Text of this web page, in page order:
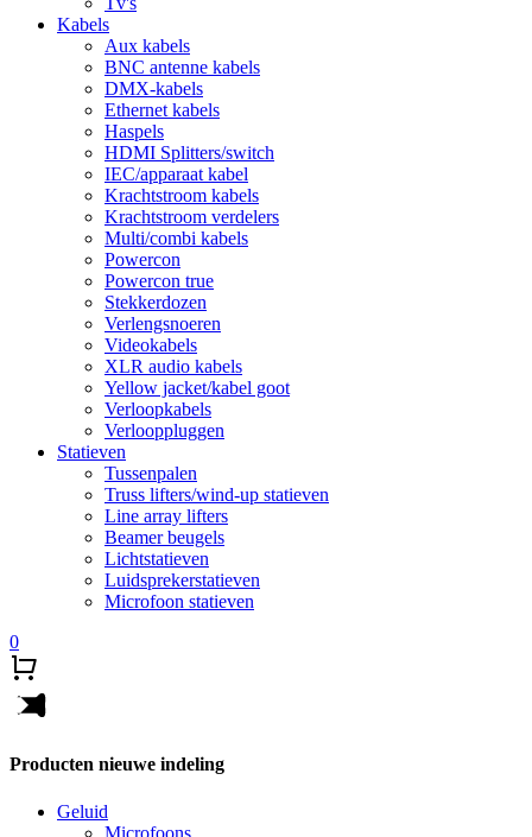
Kabels
Aux kabels
BNC antenne kabels
DMX-kabels
Ethernet kabels
Haspels
HDMI Splitters/switch
IEC/apparaat kabel
Krachtstroom kabels
Krachtstroom verdelers
Multi/combi kabels
Powercon
Powercon true
Stekkerdozen
Verlengsnoeren
Videokabels
XLR audio kabels
Yellow jacket/kabel goot
Verloopkabels
Verlooppluggen
Statieven
Tussenpalen
Truss lifters/wind-up statieven
Line array lifters
Beamer beugels
Lichtstatieven
Luidsprekerstatieven
Microfoon statieven
0
Producten nieuwe indeling
Geluid
Microfoons